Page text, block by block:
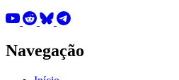
Navegação